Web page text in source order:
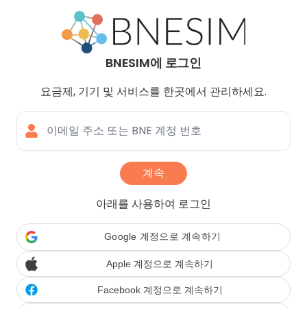
BNESIM에 로그인
요금제, 기기 및 서비스를 한곳에서 관리하세요.
이메일 주소 또는 BNE 계정 번호
계속
아래를 사용하여 로그인
Google 계정으로 계속하기
Apple 계정으로 계속하기
Facebook 계정으로 계속하기
Navigated to BNESIM에 로그인